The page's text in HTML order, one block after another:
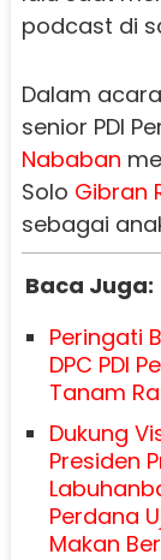
podcast di
Dalam
senior PDI
Nababan
Solo Gibran
sebagai
Baca Juga:
Peringati
DPC PDI
Tanam
Dukung
Presiden
Perdana
Makan